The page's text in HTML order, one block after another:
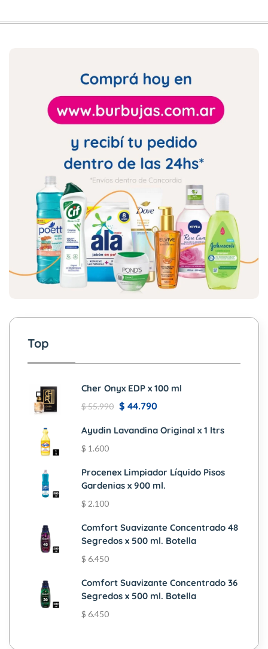
Top
Cher Onyx EDP x 100 ml
$55.990 $ 44.790
Ayudin Lavandina Original x 1 ltrs
$ 1.600
Procenex Limpiador Líquido Pisos
Gardenias x 900 ml.
$ 2.100
Comfort Suavizante Concentrado 48
Segredos x 500 ml. Botella
$ 6.450
Comfort Suavizante Concentrado 36
Segredos x 500 ml. Botella
$ 6.450